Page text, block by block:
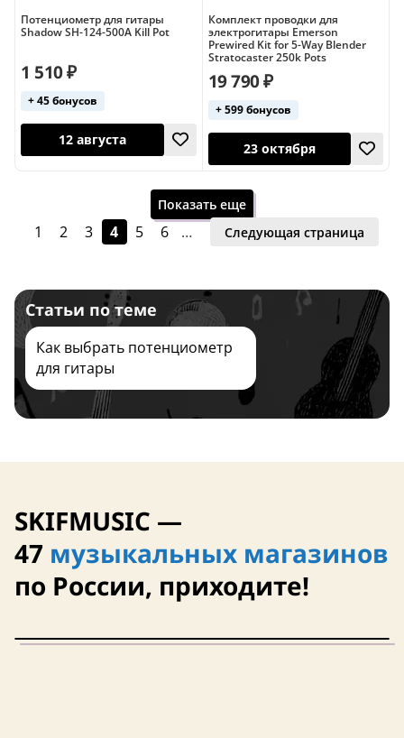
23 октября
12 августа
Завтра
Потенциометр для гитары
Shadow SH-124-500A Kill Pot
1 510 ₽
+ 45 бонусов
12 августа
Комплект проводки для
электрогитары Emerson
Prewired Kit for 5-Way Blender
Stratocaster 250k Pots
19 790 ₽
+ 599 бонусов
Показать еще
1 2 3 4 5 6 … Следующая страница
Статьи по теме
Как выбрать потенциометр
для гитары
SKIFMUSIC —
47 музыкальных магазинов
по России, приходите!